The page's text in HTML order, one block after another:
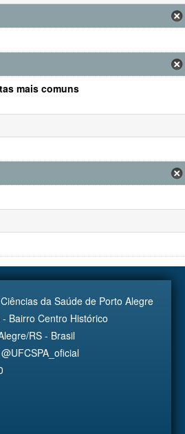
mais comuns
da Saúde de Porto Alegre
Bairro Centro Histórico
RS - Brasil